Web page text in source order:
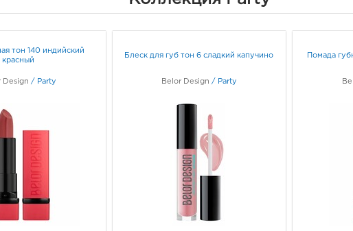
тон 140 индийский
красный
Design / Party
Блеск для губ тон 6 сладкий капучино
Belor Design / Party
Помада